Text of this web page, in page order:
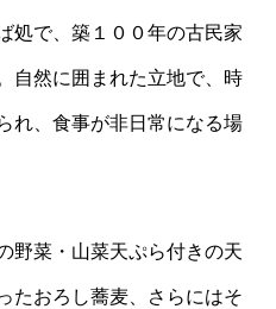
処で、築１００年の古民家
自然に囲まれた立地で、時
れ、食事が非日常になる場
野菜・山菜天ぷら付きの天
たおろし蕎麦、さらにはそ